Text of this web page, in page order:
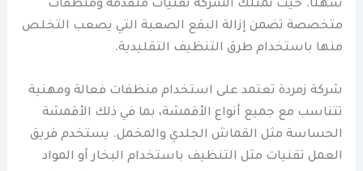
سهلًا. حيث تمتلك الشركة تقنيات متقدمة ومنظفات
متخصصة تضمن إزالة البقع الصعبة التي يصعب التخلص
منها باستخدام طرق التنظيف التقليدية.
شركة زمردة تعتمد على استخدام منظفات فعالة ومهنية
تتناسب مع جميع أنواع الأقمشة، بما في ذلك الأقمشة
الحساسة مثل القماش الجلدي والمخمل. يستخدم فريق
العمل تقنيات مثل التنظيف باستخدام البخار أو المواد